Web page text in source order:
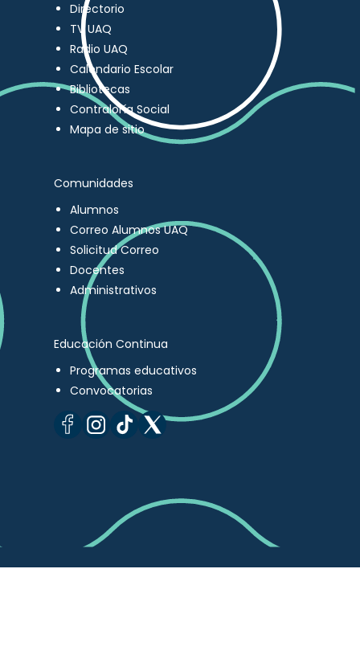
Directorio
TV UAQ
Radio UAQ
Calendario Escolar
Bibliotecas
Contraloría Social
Mapa de sitio
Comunidades
Alumnos
Correo Alumnos UAQ
Solicitud Correo
Docentes
Administrativos
Educación Continua
Programas educativos
Convocatorias